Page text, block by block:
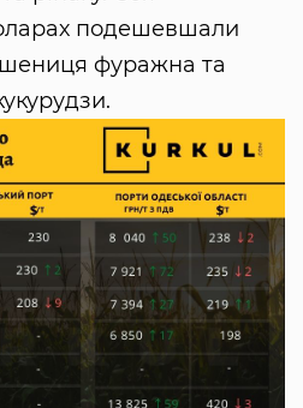
подешевшали
фуражна та